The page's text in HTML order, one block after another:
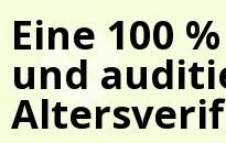
Eine 100
und